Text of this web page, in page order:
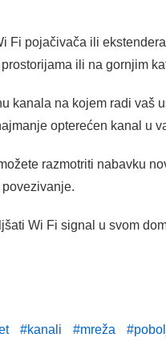
Fi pojačivača ili
ili na gornjim
kanala na kojem radi
opterećen kanal u
razmotriti nabavku
Wi Fi signal u svom
kanali mreža